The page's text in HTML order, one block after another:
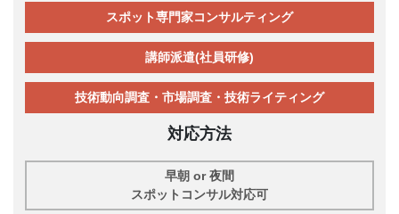
スポット専門家コンサルティング
講師派遣(社員研修)
技術動向調査・市場調査・技術ライティング
対応方法
早朝 or 夜間
スポットコンサル対応可